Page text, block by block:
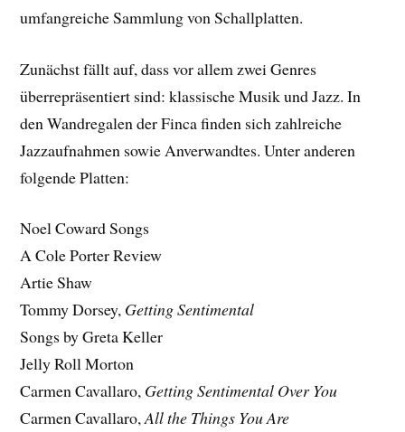
umfangreiche Sammlung von Schallplatten.
Zunächst fällt auf, dass vor allem zwei Genres
überrepräsentiert sind: klassische Musik und Jazz. In
den Wandregalen der Finca finden sich zahlreiche
Jazzaufnahmen sowie Anverwandtes. Unter anderen
folgende Platten:
Noel Coward Songs
A Cole Porter Review
Artie Shaw
Tommy Dorsey, Getting Sentimental
Songs by Greta Keller
Jelly Roll Morton
Carmen Cavallaro, Getting Sentimental Over You
Carmen Cavallaro,All the Things You Are